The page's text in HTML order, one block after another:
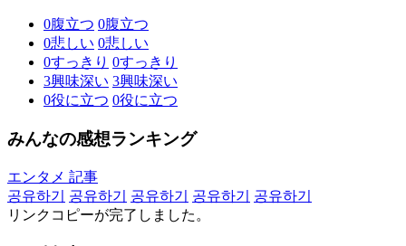
0腹立つ 0腹立つ
0悲しい 0悲しい
0すっきり 0すっきり
3興味深い 3興味深い
0役に立つ 0役に立つ
みんなの感想ランキング
エンタメ 記事
공유하기
공유하기 공유하기 공유하기
공유하기
リンクコピーが完了しました。